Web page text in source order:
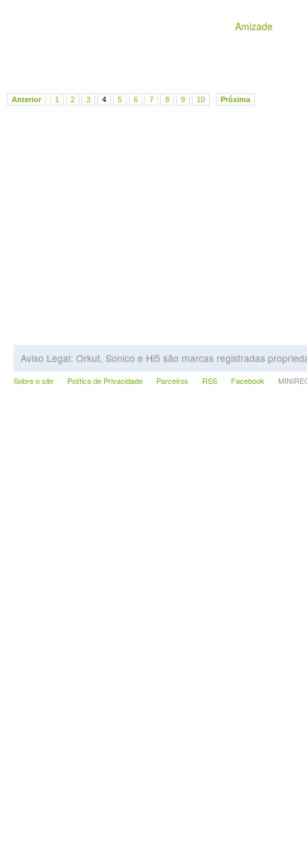
Amizade
Anterior 1 2 3 4 5 6 7 8 9 10 Próxima
Aviso Legal: Orkut, Sonico e Hi5 são marcas registradas
Sobre o site Política de Privacidade Parceiros RSS Facebook